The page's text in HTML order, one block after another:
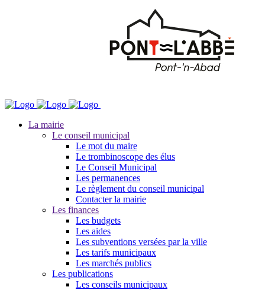
La mairie
Le conseil municipal
Le mot du maire
Le trombinoscope des élus
Le Conseil Municipal
Les permanences
Le règlement du conseil municipal
Contacter la mairie
Les finances
Les budgets
Les aides
Les subventions versées par la ville
Les tarifs municipaux
Les marchés publics
Les publications
Les conseils municipaux